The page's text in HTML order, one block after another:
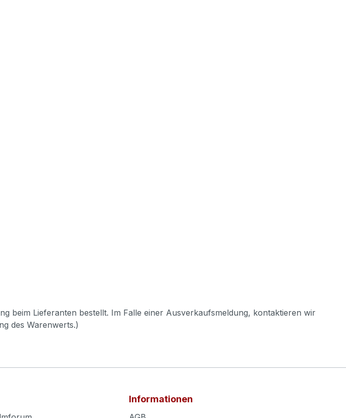
beim Lieferanten bestellt. Im Falle einer Ausverkaufsmeldung, kontaktieren wir
des Warenwerts.)
Informationen